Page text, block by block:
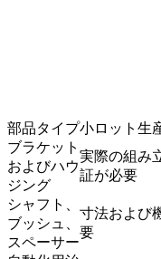
部品タイプ小ロット生
ブラケット
およびハウ
ジング
実際の組み
証が必要
シャフト、
ブッシュ、
スペーサー
寸法および
要